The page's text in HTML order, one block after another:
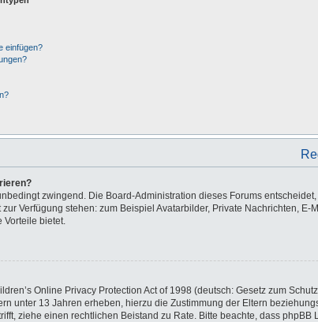
einfügen?
zwingend. Die Board-Administration dieses Forums
Verfügung stehen: zum Beispiel Avatarbilder, Private Nachrichten,
Vorteile bietet.
Online Privacy Protection Act of 1998 (deutsch: Gesetz zum
unter 13 Jahren erheben, hierzu die Zustimmung der Eltern
ziehe einen rechtlichen Beistand zu Rate. Bitte beachte, dass